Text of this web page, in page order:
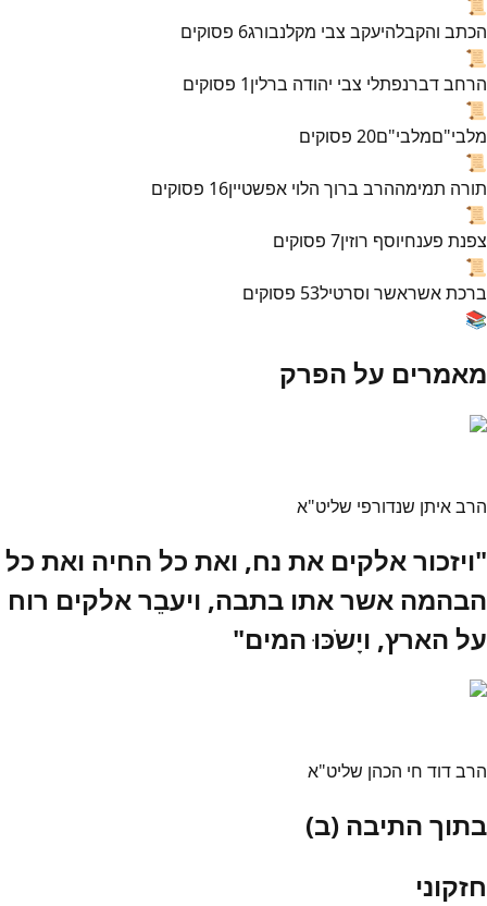
📜
הכתב והקבלהיעקב צבי מקלנבורג6 פסוקים
📜
הרחב דברנפתלי צבי יהודה ברלין1 פסוקים
📜
מלבי"םמלבי"ם20 פסוקים
📜
תורה תמימההרב ברוך הלוי אפשטיין16 פסוקים
📜
צפנת פענחיוסף רוזין7 פסוקים
📜
ברכת אשראשר וסרטיל53 פסוקים
📚
מאמרים על הפרק
הרב איתן שנדורפי שליט"א
"ויזכור אלקים את נח, ואת כל החיה ואת כל
הבהמה אשר אתו בתבה, ויעבֵר אלקים רוח
על הארץ, ויָשֹכּוּ המים"
הרב דוד חי הכהן שליט"א
בתוך התיבה (ב)
חזקוני